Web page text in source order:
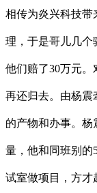
相传为炎兴科技带
理，于是哥儿几个
他们赔了30万元。
再还归去。由杨震
的产物和办事。杨
量，他和同班别的
试室做项目，方才